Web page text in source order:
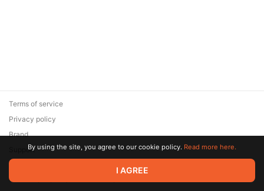
© 2026 Zaya Solutions Limited. All rights reserved. All trademarks
are the property of their respective owners.
Terms of service
Privacy policy
Brand
SupportBy using the site, you agree to our cookie policy. Read more here.
I AGREE